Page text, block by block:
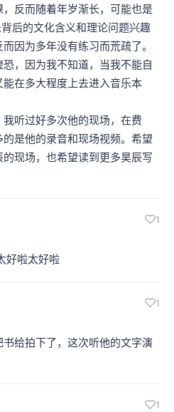
反而随着年岁渐长，可能也是
后的文化含义和理论问题兴趣
因为多年没有练习而荒疏了。
，因为我不知道，当我不能自
在多大程度上去进入音乐本
听过好多次他的现场，在费
是他的录音和现场视频。希望
现场，也希望读到更多昊辰写
1
好啦太好啦
1
给拍下了，这次听他的文字演
1